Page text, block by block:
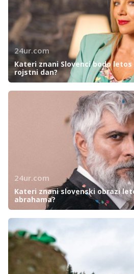
24ur.com
Kateri znani Slovenci bodo
rojstni dan?
24ur.com
Kateri znani slovenski obrazi
abrahama?